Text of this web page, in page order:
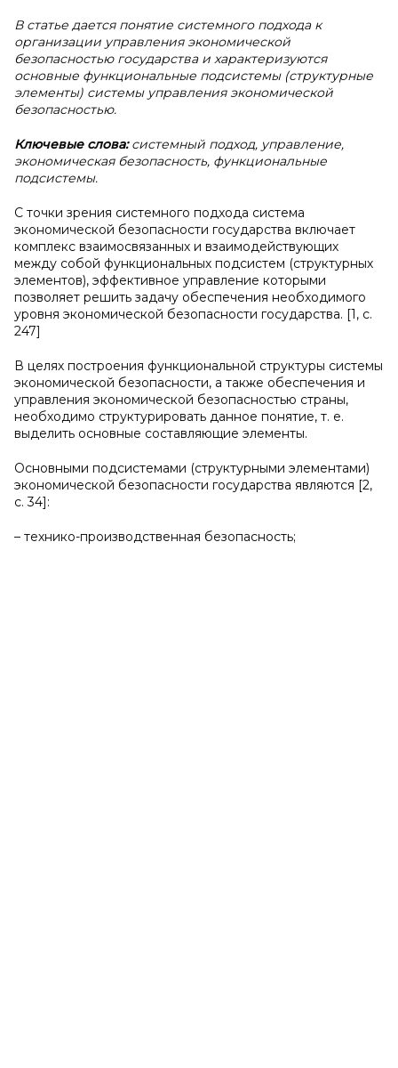
В статье дается понятие системного подхода к
организации управления экономической
безопасностью государства и характеризуются
основные функциональные подсистемы (структурные
элементы) системы управления экономической
безопасностью.
Ключевые слова:системный подход, управление,
экономическая безопасность, функциональные
подсистемы.
С точки зрения системного подхода система
экономической безопасности государства включает
комплекс взаимосвязанных и взаимодействующих
между собой функциональных подсистем (структурных
элементов), эффективное управление которыми
позволяет решить задачу обеспечения необходимого
уровня экономической безопасности государства. [1, c.
247]
В целях построения функциональной структуры системы
экономической безопасности, а также обеспечения и
управления экономической безопасностью страны,
необходимо структурировать данное понятие, т. е.
выделить основные составляющие элементы.
Основными подсистемами (структурными элементами)
экономической безопасности государства являются [2,
c. 34]:
– технико-производственная безопасность;